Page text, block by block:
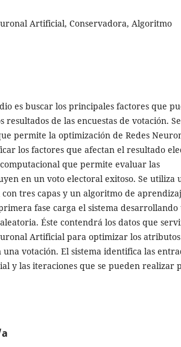
Artificial, Conservadora, Algoritmo
es buscar los principales factores que
de las encuestas de votación. Se
permite la optimización de Redes
los factores que afectan el resultado
que permite evaluar las
en un voto electoral exitoso. Se utiliza
tres capas y un algoritmo de
fase carga el sistema desarrollando
Éste contendrá los datos que
Artificial para optimizar los
una votación. El sistema identifica las
y las iteraciones que se pueden realizar